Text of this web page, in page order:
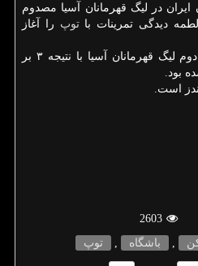
ایران در لیگ قهرمانان آسیا مصدوم
دیدگی تمرینات باتوپ را آغاز
دیدار سپاهان و السد در هفته دوم لیگ قهرمانان آسیا با نتیجه ۳ بر
بود.
است.
2603
, باشگاه , توپ